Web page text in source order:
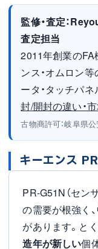
監修・査定：
査定担当
2011年創業のFA
ンス・オムロン等
ータ・タッチパネ
封/開封の違い・
古物商許可：岐阜県
キーエンス
PR-G51N（セン
の需要が根強く
があります。と
造年が新しい個